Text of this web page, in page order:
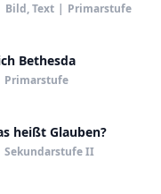
Bild, Text | Primarstufe
Bethesda
Primarstufe
heißt Glauben?
Sekundarstufe II